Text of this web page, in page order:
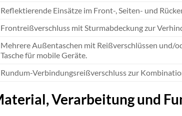
Reflektierende Einsätze im Front-, Seiten- und
Frontreißverschluss mit Sturmabdeckung zur
Mehrere Außentaschen mit Reißverschlüssen und/
Tasche für mobile Geräte.
Rundum-Verbindungsreißverschluss zur
Verarbeitung und